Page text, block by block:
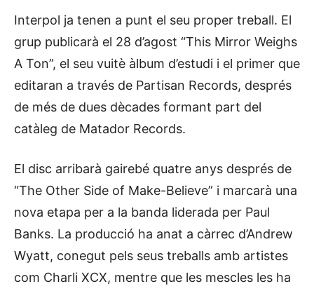
Interpol ja tenen a punt el seu proper treball. El
grup publicarà el 28 d’agost “This Mirror Weighs
A Ton”, el seu vuitè àlbum d’estudi i el primer que
editaran a través de Partisan Records, després
de més de dues dècades formant part del
catàleg de Matador Records.
El disc arribarà gairebé quatre anys després de
“The Other Side of Make-Believe” i marcarà una
nova etapa per a la banda liderada per Paul
Banks. La producció ha anat a càrrec d’Andrew
Wyatt, conegut pels seus treballs amb artistes
com Charli XCX, mentre que les mescles les ha